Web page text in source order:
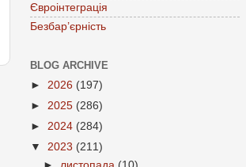
Євроінтеграція
Безбар’єрність
BLOG ARCHIVE
► 2026 (197)
► 2025 (286)
► 2024 (284)
▼ 2023 (211)